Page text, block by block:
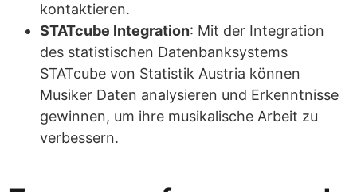
kontaktieren.
STATcube Integration: Mit der Integration
des statistischen Datenbanksystems
STATcube von Statistik Austria können
Musiker Daten analysieren und Erkenntnisse
gewinnen, um ihre musikalische Arbeit zu
verbessern.